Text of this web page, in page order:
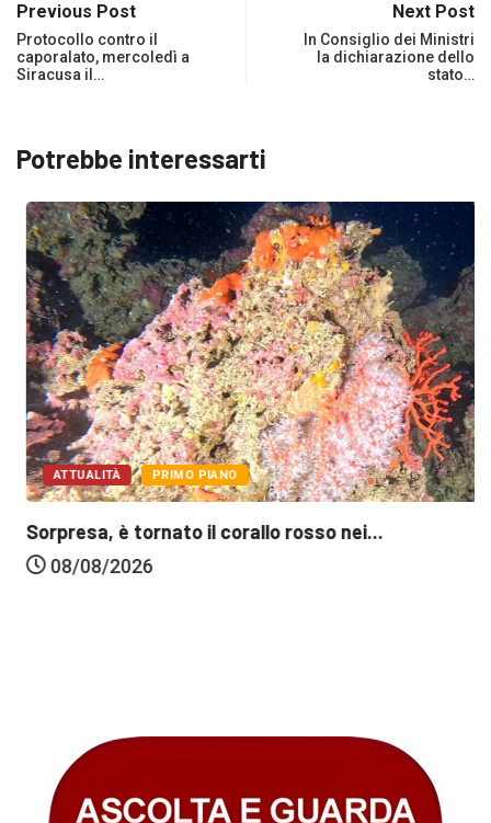
Previous Post
Protocollo contro il
caporalato, mercoledì a
Siracusa il…
Next Post
In Consiglio dei Ministri
la dichiarazione dello
stato…
Potrebbe interessarti
ATTUALITÀ PRIMO PIANO
Sorpresa, è tornato il corallo rosso nei...
08/08/2026